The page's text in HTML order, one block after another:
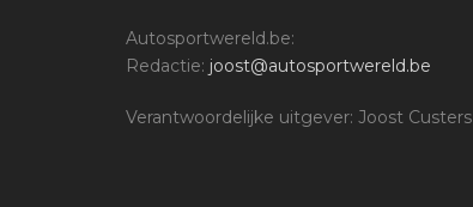
Autosportwereld.be:
Redactie: joost@autosportwereld.be
Verantwoordelijke uitgever: Joost Custers